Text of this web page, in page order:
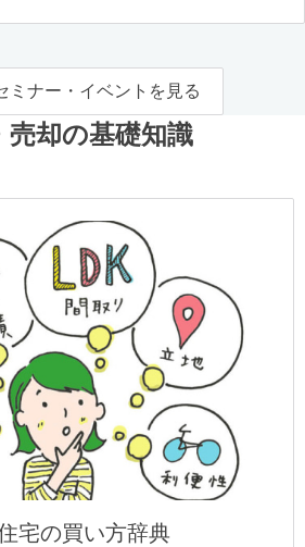
ミナー・イベントを見る
売却の基礎知識
宅の買い方辞典